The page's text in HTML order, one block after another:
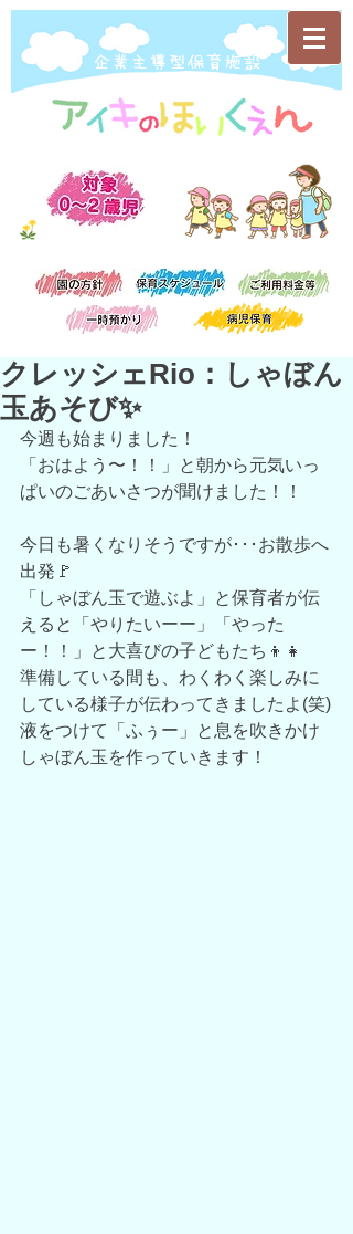
​企業主導型保育施設
クレッシェRio：しゃぼん
玉あそび✨
今週も始まりました！
「おはよう〜！！」と朝から元気いっ
ぱいのごあいさつが聞けました！！
今日も暑くなりそうですが･･･お散歩へ
出発🚩
「しゃぼん玉で遊ぶよ」と保育者が伝
えると「やりたいーー」「やった
ー！！」と大喜びの子どもたち👦👧
準備している間も、わくわく楽しみに
している様子が伝わってきましたよ(笑)
液をつけて「ふぅー」と息を吹きかけ
しゃぼん玉を作っていきます！